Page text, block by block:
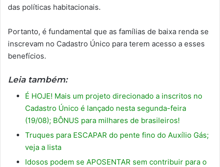
das políticas habitacionais.
Portanto, é fundamental que as famílias de baixa renda se
inscrevam no Cadastro Único para terem acesso a esses
benefícios.
Leia também:
É HOJE! Mais um projeto direcionado a inscritos no
Cadastro Único é lançado nesta segunda-feira
(19/08); BÔNUS para milhares de brasileiros!
Truques para ESCAPAR do pente fino do Auxílio Gás;
veja a lista
Idosos podem se APOSENTAR sem contribuir para o